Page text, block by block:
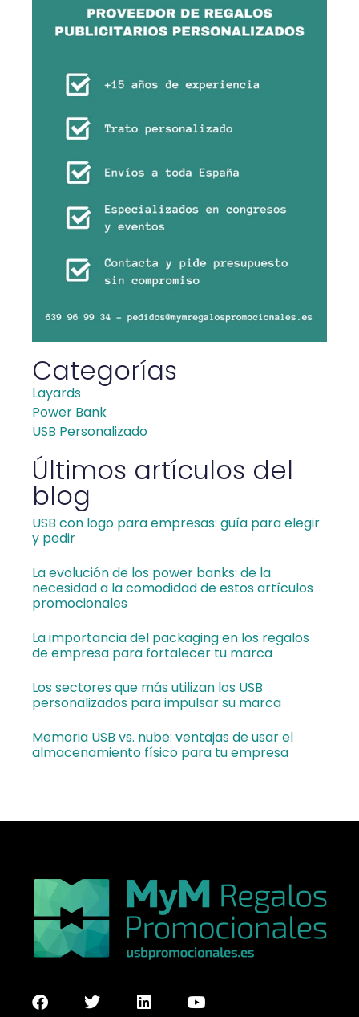
Categorías
Layards
Power Bank
USB Personalizado
Últimos artículos del
blog
USB con logo para empresas: guía para elegir
y pedir
La evolución de los power banks: de la
necesidad a la comodidad de estos artículos
promocionales
La importancia del packaging en los regalos
de empresa para fortalecer tu marca
Los sectores que más utilizan los USB
personalizados para impulsar su marca
Memoria USB vs. nube: ventajas de usar el
almacenamiento físico para tu empresa